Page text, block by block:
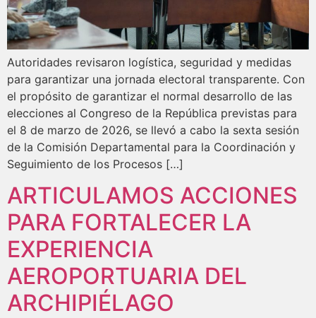
Autoridades revisaron logística, seguridad y medidas
para garantizar una jornada electoral transparente. Con
el propósito de garantizar el normal desarrollo de las
elecciones al Congreso de la República previstas para
el 8 de marzo de 2026, se llevó a cabo la sexta sesión
de la Comisión Departamental para la Coordinación y
Seguimiento de los Procesos […]
ARTICULAMOS ACCIONES
PARA FORTALECER LA
EXPERIENCIA
AEROPORTUARIA DEL
ARCHIPIÉLAGO